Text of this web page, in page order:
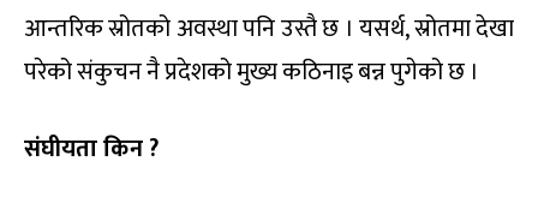
आन्तरिक स्रोतको अवस्था पनि उस्तै छ । यसर्थ, स्रोतमा देखा
परेको संकुचन नै प्रदेशको मुख्य कठिनाइ बन्न पुगेको छ ।
संघीयता किन ?